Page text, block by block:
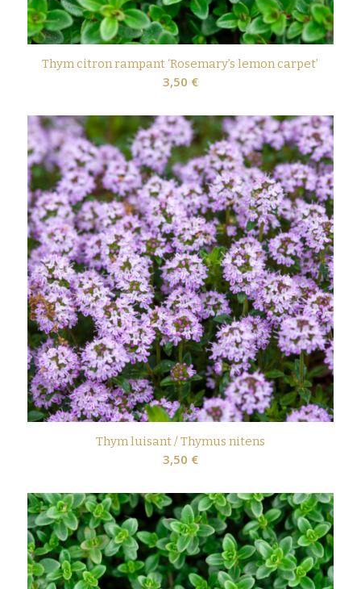
Thym citron rampant ‘Rosemary’s lemon carpet’
3,50 €
Thym luisant / Thymus nitens
3,50 €